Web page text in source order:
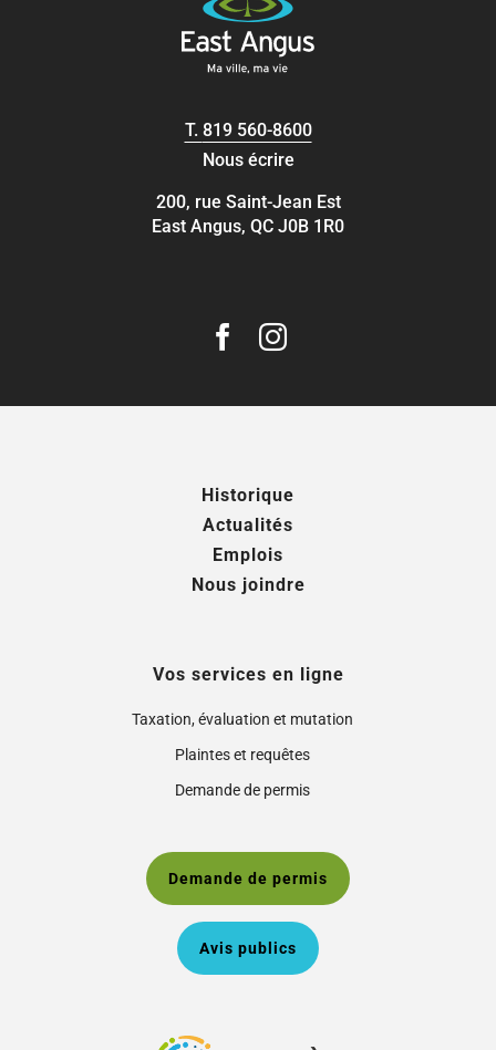
T. 819 560-8600
Nous écrire
200, rue Saint-Jean Est
East Angus, QC J0B 1R0
Historique
Actualités
Emplois
Nous joindre
Vos services en ligne
Taxation, évaluation et mutation
Plaintes et requêtes
Demande de permis
Demande de permis
Avis publics